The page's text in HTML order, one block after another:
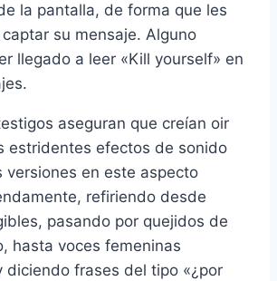
la pantalla, de forma que les
su mensaje. Alguno
llegado a leer «Kill yourself» en
aseguran que creí­an oir
estridentes efectos de sonido
versiones en este aspecto
refiriendo desde
pasando por quejidos de
hasta voces femeninas
diciendo frases del tipo «¿por